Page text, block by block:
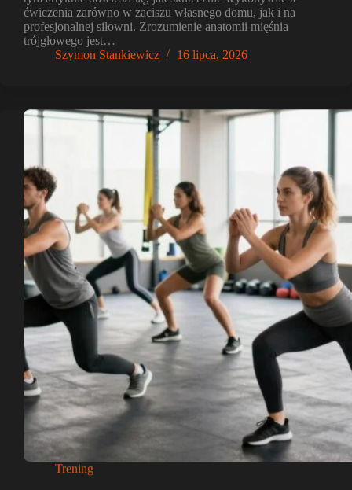
ćwiczenia zarówno w zaciszu własnego domu, jak i na
profesjonalnej siłowni. Zrozumienie anatomii mięśnia
trójgłowego jest…
Szymon Stankiewicz
16 lipca, 2026
Trening